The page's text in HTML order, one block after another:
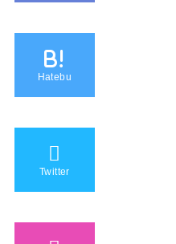
B!
Hatebu
Twitter